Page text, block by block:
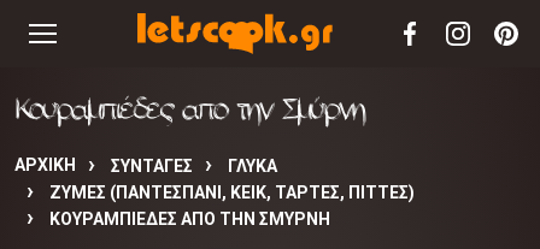
Κουραμπιέδες απο την Σμύρνη
ΑΡΧΙΚΉ ΣΥΝΤΑΓΈΣ
ΓΛΥΚΑ
ΖΥΜΕΣ (ΠΑΝΤΕΣΠΑΝΙ, ΚΕΙΚ, ΤΑΡΤΕΣ, ΠΙΤΤΕΣ)
ΚΟΥΡΑΜΠΙΈΔΕΣ ΑΠΟ ΤΗΝ ΣΜΎΡΝΗ